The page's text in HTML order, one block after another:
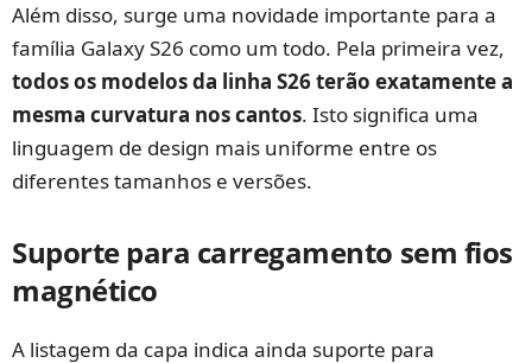
Além disso, surge uma novidade importante para a
família Galaxy S26 como um todo. Pela primeira vez,
todos os modelos da linha S26 terão exatamente a
mesma curvatura nos cantos. Isto significa uma
linguagem de design mais uniforme entre os
diferentes tamanhos e versões.
Suporte para carregamento sem fios
magnético
A listagem da capa indica ainda suporte para